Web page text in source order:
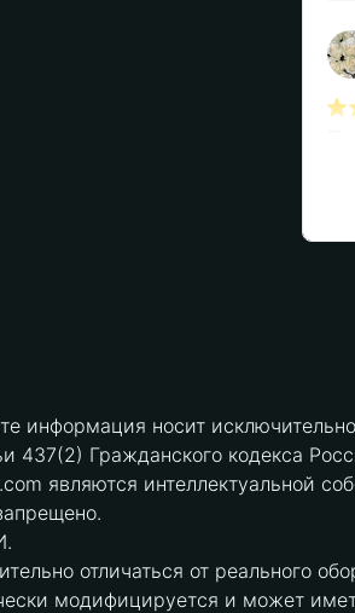
информация носит
437(2) Гражданского кодекса
являются интеллектуальной
отличаться от реального
модифицируется и может